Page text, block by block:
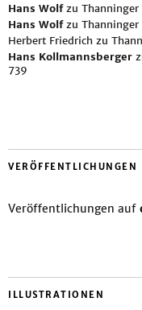
Hans Wolfzu
Hans Wolfzu
Herbert Friedrich zu
Hans Kollmannsberger
739
VERÖFFENTLICHUNGEN
Veröffentlichungen auf
ILLUSTRATIONEN